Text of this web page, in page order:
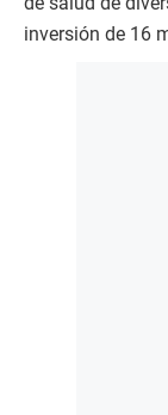
inversión de 16